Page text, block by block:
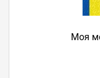
Моя